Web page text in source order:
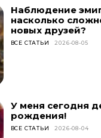
Наблюдение
насколько
новых друзей?
ВСЕ СТАТЬИ 2026-08-05
У меня сегодня
рождения!
ВСЕ СТАТЬИ 2026-08-04